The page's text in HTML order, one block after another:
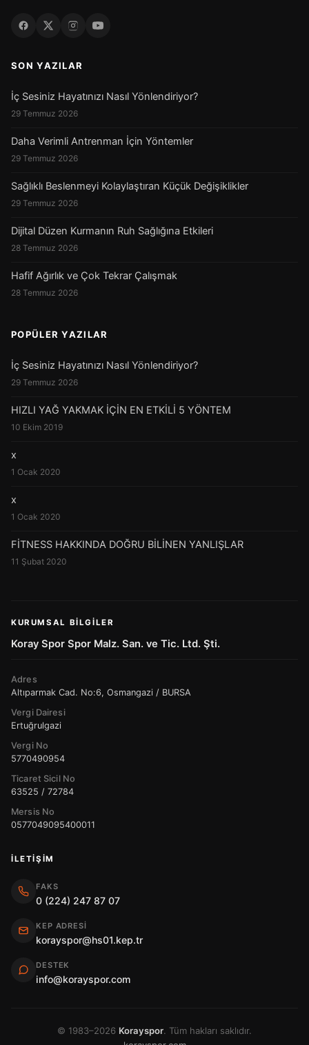
SON YAZILAR
İç Sesiniz Hayatınızı Nasıl Yönlendiriyor?
29 Temmuz 2026
Daha Verimli Antrenman İçin Yöntemler
29 Temmuz 2026
Sağlıklı Beslenmeyi Kolaylaştıran Küçük Değişiklikler
29 Temmuz 2026
Dijital Düzen Kurmanın Ruh Sağlığına Etkileri
28 Temmuz 2026
Hafif Ağırlık ve Çok Tekrar Çalışmak
28 Temmuz 2026
POPÜLER YAZILAR
İç Sesiniz Hayatınızı Nasıl Yönlendiriyor?
29 Temmuz 2026
HIZLI YAĞ YAKMAK İÇİN EN ETKİLİ 5 YÖNTEM
10 Ekim 2019
x
1 Ocak 2020
x
1 Ocak 2020
FİTNESS HAKKINDA DOĞRU BİLİNEN YANLIŞLAR
11 Şubat 2020
KURUMSAL BILGILER
Koray Spor Spor Malz. San. ve Tic. Ltd. Şti.
Adres
Altıparmak Cad. No:6, Osmangazi / BURSA
Vergi Dairesi
Ertuğrulgazi
Vergi No
5770490954
Ticaret Sicil No
63525 / 72784
Mersis No
0577049095400011
İLETIŞIM
FAKS
0 (224) 247 87 07
KEP ADRESI
korayspor@hs01.kep.tr
DESTEK
info@korayspor.com
© 1983–2026 Korayspor. Tüm hakları saklıdır.